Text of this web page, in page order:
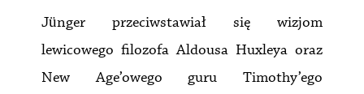
Jünger przeciwstawiał się wizjom
lewicowego filozofa Aldousa Huxleya oraz
New Age’owego guru Timothy’ego